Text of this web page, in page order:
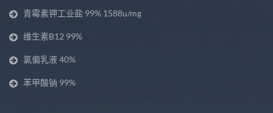
青霉素钾工业盐 99% 1588u/mg
维生素B12 99%
氯偏乳液 40%
苯甲酸钠 99%